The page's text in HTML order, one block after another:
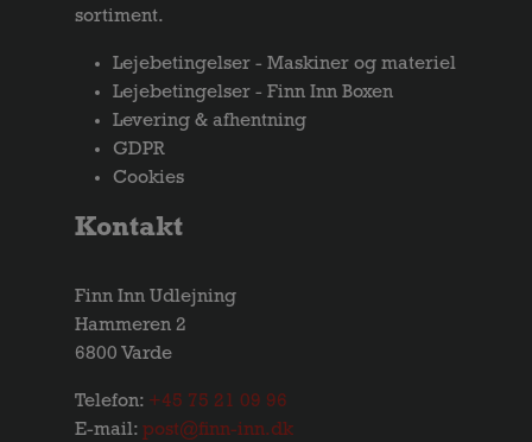
sortiment.
Lejebetingelser - Maskiner og materiel
Lejebetingelser - Finn Inn Boxen
Levering & afhentning
GDPR
Cookies
Kontakt
Finn Inn Udlejning
Hammeren 2
6800 Varde
Telefon: +45 75 21 09 96
E-mail: post@finn-inn.dk